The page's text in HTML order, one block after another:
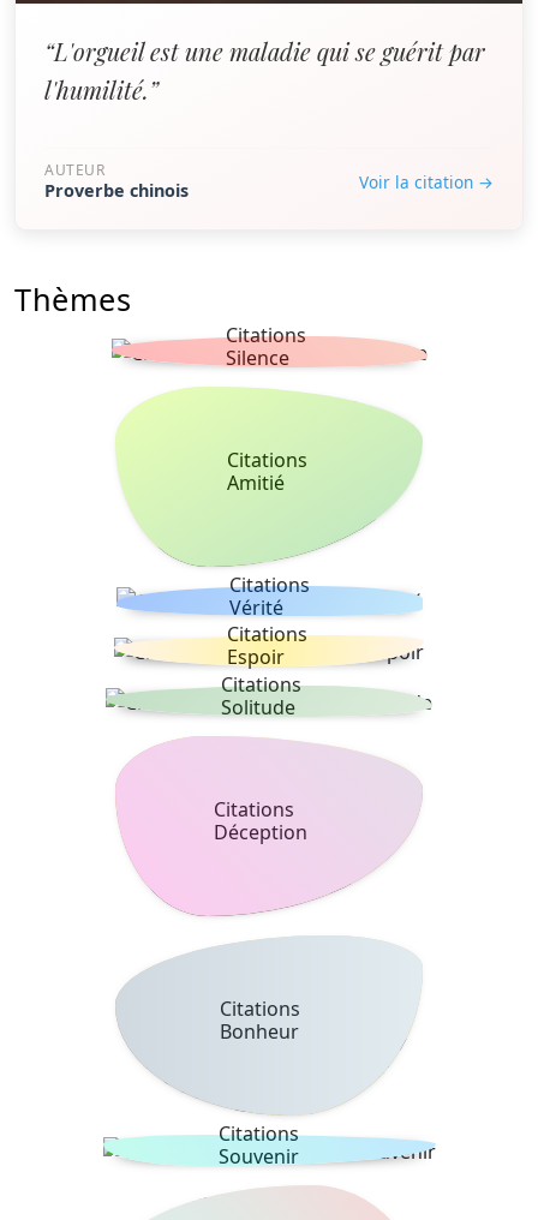
“L'orgueil est une maladie qui se guérit par
l'humilité.”
AUTEUR
Proverbe chinois Voir la citation →
Thèmes
Citations
Silence
Citations
Amitié
Citations
Vérité
Citations
Espoir
Citations
Solitude
Citations
Déception
Citations
Bonheur
Citations
Souvenir